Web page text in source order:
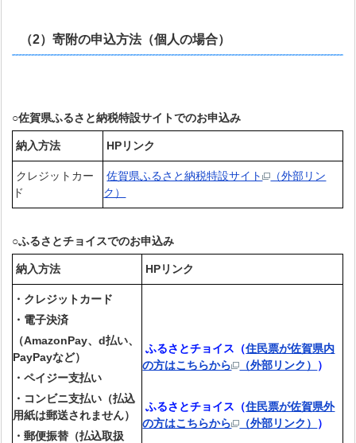
（2）寄附の申込方法（個人の場合）
○佐賀県ふるさと納税特設サイトでのお申込み
納入方法 HPリンク
クレジットカー
ド
佐賀県ふるさと納税特設サイト
（外部リン
ク）
○ふるさとチョイスでのお申込み
納入方法 HPリンク
・クレジットカード
・電子決済
（AmazonPay、d払い、
PayPayなど）
・ペイジー支払い
・コンビニ支払い（払込
用紙は郵送されません）
・郵便振替（払込取扱
ふるさとチョイス（住民票が佐賀県内
の方はこちらから
（外部リンク） ）
ふるさとチョイス（住民票が佐賀県外
の方はこちらから
（外部リンク） ）